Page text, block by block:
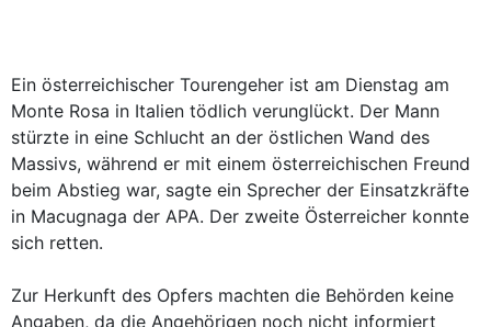
Ein österreichischer Tourengeher ist am Dienstag am
Monte Rosa in Italien tödlich verunglückt. Der Mann
stürzte in eine Schlucht an der östlichen Wand des
Massivs, während er mit einem österreichischen Freund
beim Abstieg war, sagte ein Sprecher der Einsatzkräfte
in Macugnaga der APA. Der zweite Österreicher konnte
sich retten.
Zur Herkunft des Opfers machten die Behörden keine
Angaben, da die Angehörigen noch nicht informiert